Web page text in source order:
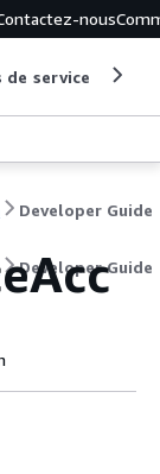
nous
de service
Developer Guide
Developer Guide